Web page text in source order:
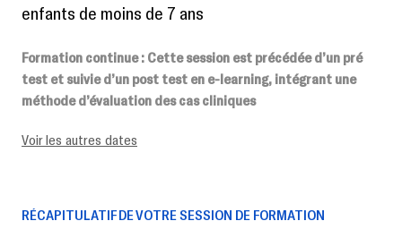
enfants de moins de 7 ans
Formation continue: Cette session est précédée d’un pré
test et suivie d’un post test en e-learning, intégrant une
méthode d’évaluation des cas cliniques
Voir les autres dates
RÉCAPITULATIF DE VOTRE SESSION DE FORMATION